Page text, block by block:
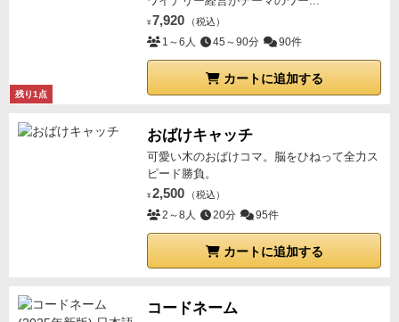
残り1点
¥ 7,920 （税込）
1～6人 45～90分 90件
カートに追加する
おばけキャッチ
可愛い木のおばけコマ。脳をひねって全力ス
ピード勝負。
¥ 2,500 （税込）
2～8人 20分 95件
カートに追加する
コードネーム